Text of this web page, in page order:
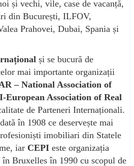
și vechi, vile, case de vacanță,
din București, ILFOV,
Prahovei, Dubai, Spania și
și se bucură de
mai importante organizații
– National Association of
European Association of Real
de Parteneri Internaționali.
în 1908 ce deservește mai
imobiliari din Statele
iar CEPI este organizația
Bruxelles în 1990 cu scopul de